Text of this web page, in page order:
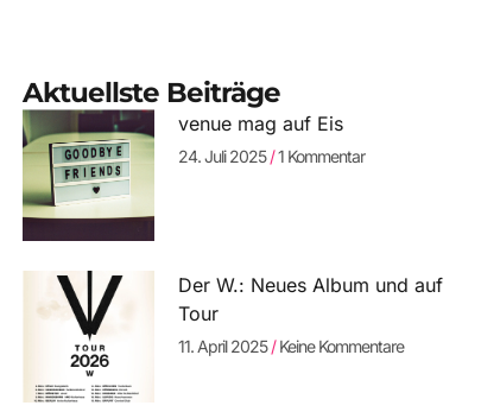
Aktuellste Beiträge
venue mag auf Eis
24. Juli 2025 1 Kommentar
Der W.: Neues Album und auf
Tour
11. April 2025 Keine Kommentare